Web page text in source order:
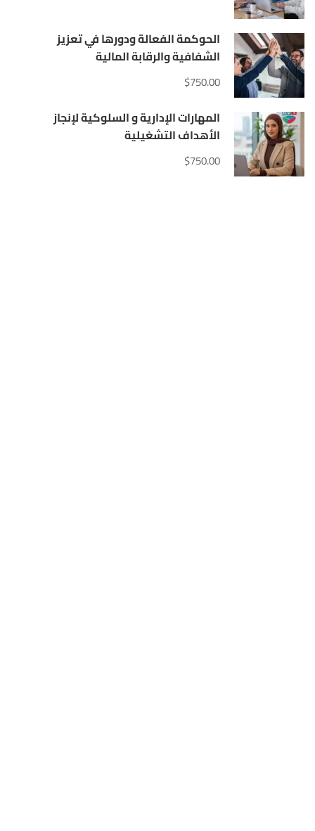
الحوكمة الفعالة ودورها في تعزيز
الشفافية والرقابة المالية
$750.00
المهارات الإدارية و السلوكية لإنجاز
الأهداف التشغيلية
$750.00